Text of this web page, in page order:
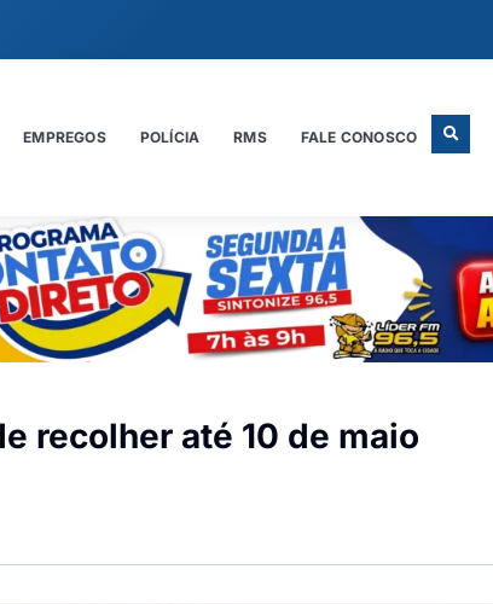
EMPREGOS POLÍCIA RMS FALE CONOSCO
recolher até 10 de maio